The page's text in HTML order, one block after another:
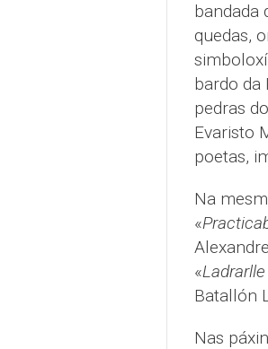
bandada
quedas,
bardo da
pedras
Evaristo
poetas,
Na
«
«
Batallón
Nas